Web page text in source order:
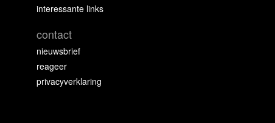
interessante links
contact
nieuwsbrief
reageer
privacyverklaring